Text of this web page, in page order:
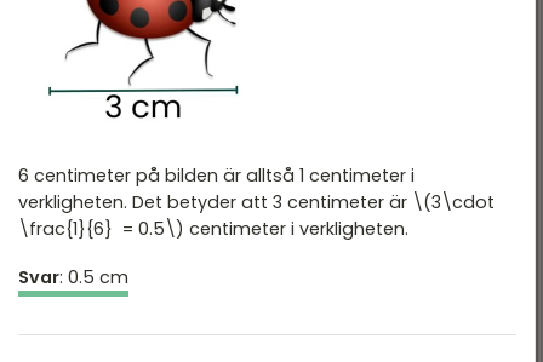
6 centimeter på bilden är alltså 1 centimeter i
verkligheten. Det betyder att 3 centimeter är \(3\cdot
\frac{1}{6} = 0.5\) centimeter i verkligheten.
Svar: 0.5 cm